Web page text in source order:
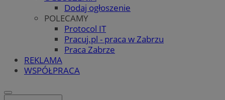
Dodaj ogłoszenie
POLECAMY
Protocol IT
Pracuj.pl - praca w Zabrzu
Praca Zabrze
REKLAMA
WSPÓŁPRACA